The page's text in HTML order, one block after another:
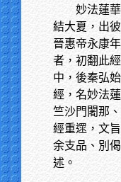
妙法蓮
結大夏，出
晉惠帝永康
者，初翻此
中，後秦弘
經，名妙法
竺沙門闍那
經重遝，文
余支品、別
述。